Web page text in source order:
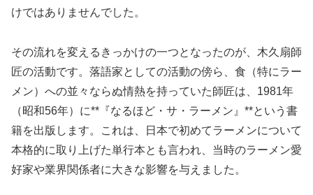
けではありませんでした。
その流れを変えるきっかけの一つとなったのが、木久扇師
匠の活動です。落語家としての活動の傍ら、食（特にラー
メン）への並々ならぬ情熱を持っていた師匠は、1981年
（昭和56年）に**『なるほど・サ・ラーメン』**という書
籍を出版します。これは、日本で初めてラーメンについて
本格的に取り上げた単行本とも言われ、当時のラーメン愛
好家や業界関係者に大きな影響を与えました。